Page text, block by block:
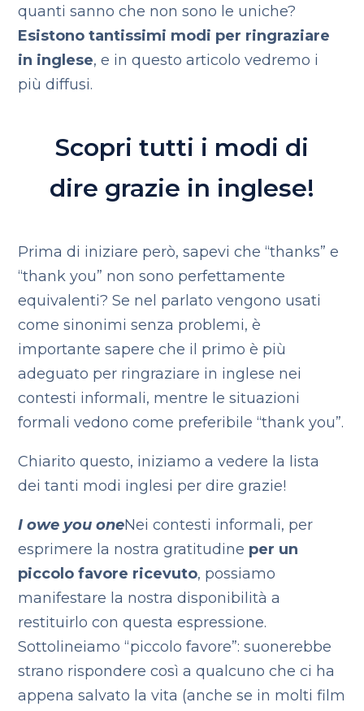
quanti sanno che non sono le uniche?
Esistono tantissimi modi per ringraziare
in inglese, e in questo articolo vedremo i
più diffusi.
Scopri tutti i modi di
dire grazie in inglese!
Prima di iniziare però, sapevi che “thanks” e
“thank you” non sono perfettamente
equivalenti? Se nel parlato vengono usati
come sinonimi senza problemi, è
importante sapere che il primo è più
adeguato per ringraziare in inglese nei
contesti informali, mentre le situazioni
formali vedono come preferibile “thank you”.
Chiarito questo, iniziamo a vedere la lista
dei tanti modi inglesi per dire grazie!
I owe you oneNei contesti informali, per
esprimere la nostra gratitudine per un
piccolo favore ricevuto, possiamo
manifestare la nostra disponibilità a
restituirlo con questa espressione.
Sottolineiamo “piccolo favore”: suonerebbe
strano rispondere così a qualcuno che ci ha
appena salvato la vita (anche se in molti film